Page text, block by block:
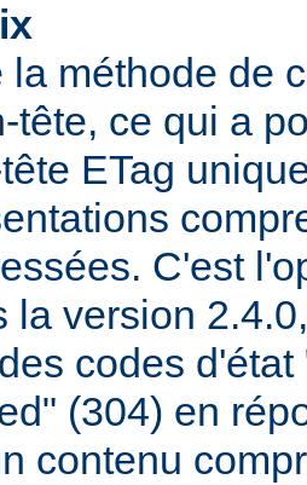
la méthode de
tête, ce qui a
ETag
C'est
la version
codes
(304) en
contenu